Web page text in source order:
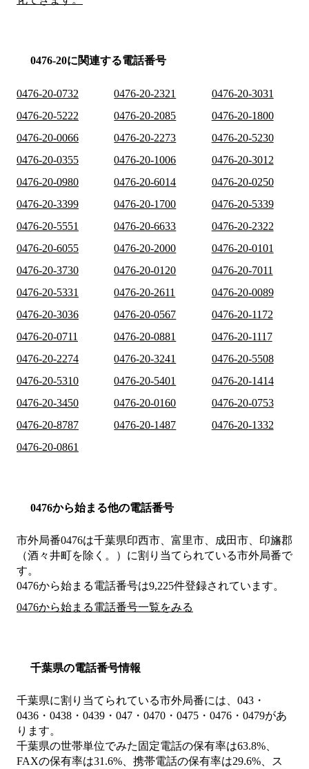
0476-20に関連する電話番号
0476-20-0732 0476-20-2321
0476-20-3031
0476-20-5222
0476-20-2085
0476-20-1800
0476-20-0066
0476-20-2273
0476-20-5230
0476-20-0355
0476-20-1006
0476-20-3012
0476-20-0980
0476-20-6014
0476-20-0250
0476-20-3399
0476-20-1700
0476-20-5339
0476-20-5551
0476-20-6633
0476-20-2322
0476-20-6055
0476-20-2000
0476-20-0101
0476-20-3730
0476-20-0120
0476-20-7011
0476-20-5331
0476-20-2611
0476-20-0089
0476-20-3036
0476-20-0567
0476-20-1172
0476-20-0711
0476-20-0881
0476-20-1117
0476-20-2274
0476-20-3241
0476-20-5508
0476-20-5310
0476-20-5401
0476-20-1414
0476-20-3450
0476-20-0160
0476-20-0753
0476-20-8787
0476-20-1487
0476-20-1332
0476-20-0861
0476から始まる他の電話番号
市外局番0476は千葉県印西市、富里市、成田市、印旛郡
（酒々井町を除く。） に割り当てられている市外局番で
す。
0476から始まる電話番号は9,225件登録されています。
0476から始まる電話番号一覧をみる
千葉県の電話番号情報
千葉県に割り当てられている市外局番には、043・
0436・0438・0439・047・0470・0475・0476・0479があ
ります。
千葉県の世帯単位でみた固定電話の保有率は63.8%、
FAXの保有率は31.6%、携帯電話の保有率は29.6%、ス